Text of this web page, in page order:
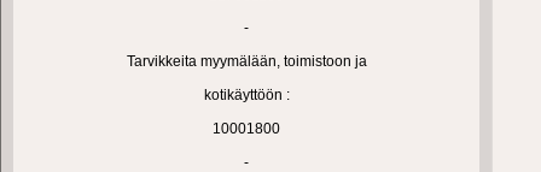
-
Tarvikkeita myymälään, toimistoon ja
kotikäyttöön :
10001800
-